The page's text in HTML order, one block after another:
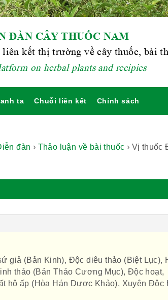
ĐÀN CÂY THUỐC NAM
kết thị trường về cây thuốc, bài
on herbal plants and recipies
ta Chuỗi liên kết Chính sách
đàn › Thảo luận về bài thuốc › Vị thuốc
giả (Bản Kinh), Độc diêu thảo (Biệt Lục),
thảo (Bản Thảo Cương Mục), Độc hoạt,
hộ ấp (Hòa Hán Dược Khảo), Xuyên Độc